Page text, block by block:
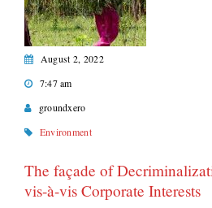
August 2, 2022
7:47 am
groundxero
Environment
The façade of
vis-à-vis Corporate Interests